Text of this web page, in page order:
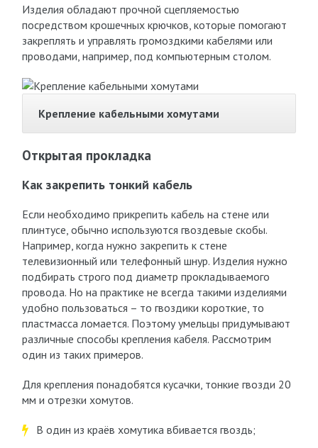
Изделия обладают прочной сцепляемостью
посредством крошечных крючков, которые помогают
закреплять и управлять громоздкими кабелями или
проводами, например, под компьютерным столом.
Крепление кабельными хомутами
Открытая прокладка
Как закрепить тонкий кабель
Если необходимо прикрепить кабель на стене или
плинтусе, обычно используются гвоздевые скобы.
Например, когда нужно закрепить к стене
телевизионный или телефонный шнур. Изделия нужно
подбирать строго под диаметр прокладываемого
провода. Но на практике не всегда такими изделиями
удобно пользоваться – то гвоздики короткие, то
пластмасса ломается. Поэтому умельцы придумывают
различные способы крепления кабеля. Рассмотрим
один из таких примеров.
Для крепления понадобятся кусачки, тонкие гвозди 20
мм и отрезки хомутов.
В один из краёв хомутика вбивается гвоздь;